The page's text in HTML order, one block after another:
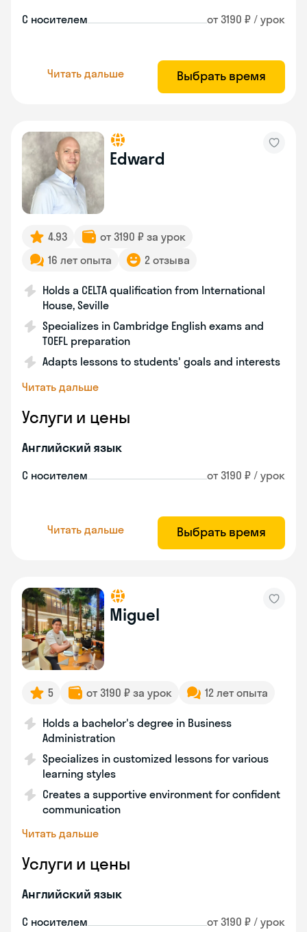
С носителем от 3190 ₽ / урок
Читать дальше Выбрать время
Edward
4.93
от 3190 ₽ за урок
16 лет опыта
2 отзыва
Holds a CELTA qualification from International
House, Seville
Specializes in Cambridge English exams and
TOEFL preparation
Adapts lessons to students' goals and interests
Читать дальше
Услуги и цены
Английский язык
С носителем от 3190 ₽ / урок
Читать дальше Выбрать время
Miguel
5 от 3190 ₽ за урок 12 лет опыта
Holds a bachelor's degree in Business
Administration
Specializes in customized lessons for various
learning styles
Creates a supportive environment for confident
communication
Читать дальше
Услуги и цены
Английский язык
С носителем от 3190 ₽ / урок